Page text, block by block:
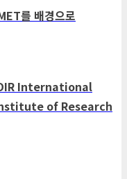
를 배경으로
International
of Research